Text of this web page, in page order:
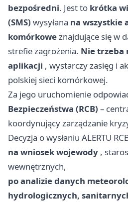
bezpośredni. Jest to krótka
(SMS) wysyłana na wszystkie
komórkoweznajdujące się w
strefie zagrożenia. Nie trzeba
aplikacji , wystarczy zasięg i
polskiej sieci komórkowej.
Za jego uruchomienie
Bezpieczeństwa (RCB) –
koordynujący zarządzanie
Decyzja o wysłaniu ALERTU
na wniosek wojewody ,
wewnętrznych,
po analizie danych
hydrologicznych,